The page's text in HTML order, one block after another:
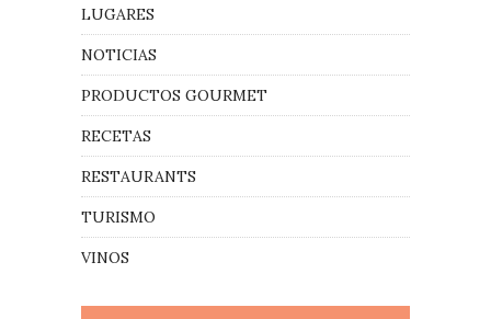
LUGARES
NOTICIAS
PRODUCTOS GOURMET
RECETAS
RESTAURANTS
TURISMO
VINOS